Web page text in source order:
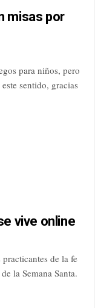
misas por
para niños, pero
sentido, gracias
vive online
de la fe
la Semana Santa.